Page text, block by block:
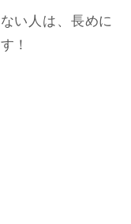
い人は、長めに
！